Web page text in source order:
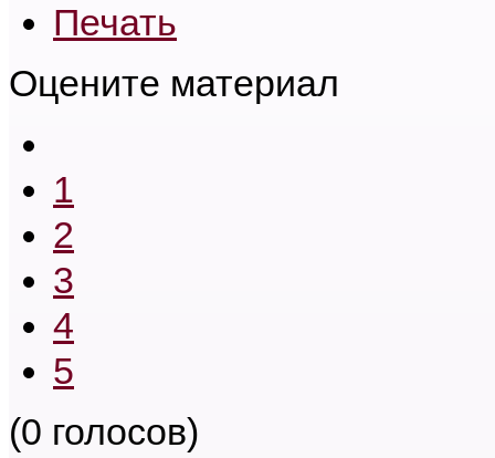
Печать
Оцените материал
1
2
3
4
5
(0 голосов)